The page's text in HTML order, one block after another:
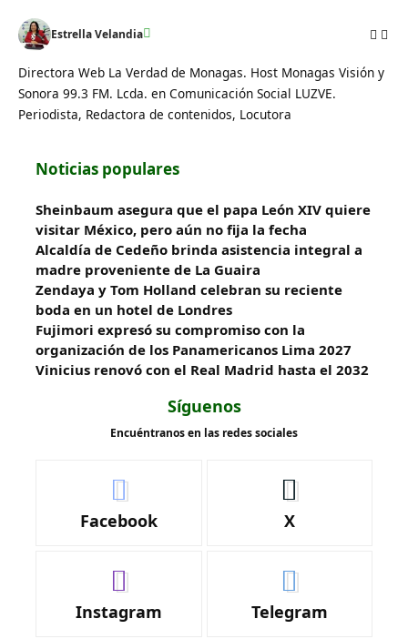
Estrella Velandia
Directora Web La Verdad de Monagas. Host Monagas Visión y
Sonora 99.3 FM. Lcda. en Comunicación Social LUZVE.
Periodista, Redactora de contenidos, Locutora
Noticias populares
Sheinbaum asegura que el papa León XIV quiere
visitar México, pero aún no fija la fecha
Alcaldía de Cedeño brinda asistencia integral a
madre proveniente de La Guaira
Zendaya y Tom Holland celebran su reciente
boda en un hotel de Londres
Fujimori expresó su compromiso con la
organización de los Panamericanos Lima 2027
Vinicius renovó con el Real Madrid hasta el 2032
Síguenos
Encuéntranos en las redes sociales
Facebook X
Instagram Telegram